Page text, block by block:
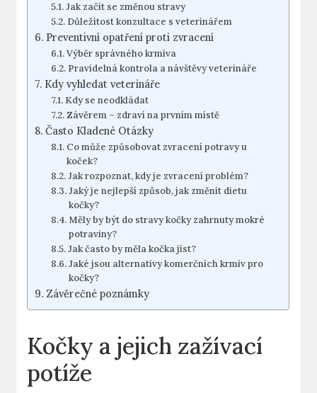
Jak začít se změnou stravy
Důležitost konzultace s veterinářem
Preventivní opatření proti zvracení
Výběr správného krmiva
Pravidelná kontrola a návštěvy veterináře
Kdy vyhledat veterináře
Kdy se neodkládat
Závěrem – zdraví na prvním místě
Často Kladené Otázky
Co může způsobovat zvracení potravy u
koček?
Jak rozpoznat, kdy je zvracení problém?
Jaký je nejlepší způsob, jak změnit dietu
kočky?
Měly by být do stravy kočky zahrnuty mokré
potraviny?
Jak často by měla kočka jíst?
Jaké jsou alternativy komerčních krmiv pro
kočky?
Závěrečné poznámky
Kočky a jejich zažívací
potíže